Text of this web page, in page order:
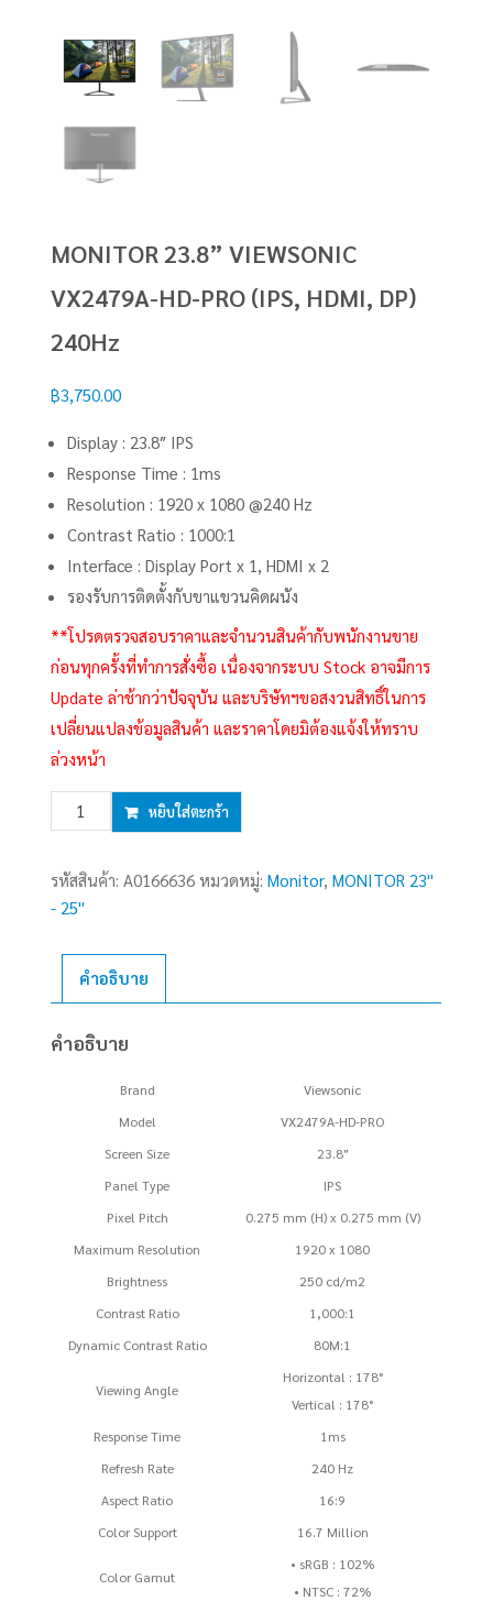
MONITOR 23.8” VIEWSONIC
VX2479A-HD-PRO (IPS, HDMI, DP)
240Hz
฿3,750.00
Display : 23.8″ IPS
Response Time : 1ms
Resolution : 1920 x 1080 @240 Hz
Contrast Ratio : 1000:1
Interface : Display Port x 1, HDMI x 2
รองรับการติดตั้งกับขาแขวนคิดผนัง
**โปรดตรวจสอบราคาและจำนวนสินค้ากับพนักงานขาย
ก่อนทุกครั้งที่ทำการสั่งซื้อ เนื่องจากระบบ Stock อาจมีการ
Update ล่าช้ากว่าปัจจุบัน และบริษัทฯขอสงวนสิทธิ์ในการ
เปลี่ยนแปลงข้อมูลสินค้า และราคาโดยมิต้องแจ้งให้ทราบ
ล่วงหน้า
จำนวน
MONITOR
VIEWSONIC
VX2479A-
DP)
หยิบใส่ตะกร้า
รหัสสินค้า: A0166636 หมวดหมู่:Monitor,MONITOR 23''
- 25''
คำอธิบาย
คำอธิบาย
Brand
Viewsonic
Model
VX2479A-HD-PRO
Screen Size
23.8″
Panel Type
IPS
Pixel Pitch
0.275 mm (H) x 0.275 mm (V)
Maximum Resolution
1920 x 1080
Brightness
250 cd/m2
Contrast Ratio
1,000:1
Dynamic Contrast Ratio
80M:1
Viewing Angle
Horizontal : 178°
Vertical : 178°
Response Time
1ms
Refresh Rate
240 Hz
Aspect Ratio
16:9
Color Support
16.7 Million
Color Gamut
• sRGB : 102%
• NTSC : 72%